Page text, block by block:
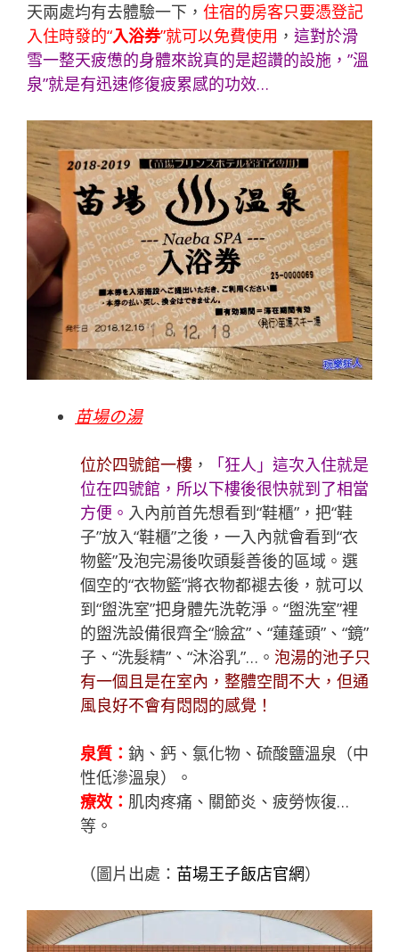
天兩處均有去體驗一下， 住宿的房客只要憑登記
入住時發的“入浴券”就可以免費使用 ， 這對於滑
雪一整天疲憊的身體來說真的是超讚的設施，”溫
泉”就是有迅速修復疲累感的功效…
苗場の湯
位於四號館一樓 ， 「狂人 」這次入住就是
位在四號館，所以下樓後很快就到了相當
方便。 入內前首先想看到“鞋櫃”，把“鞋
子”放入“鞋櫃”之後，一入內就會看到“衣
物籃”及泡完湯後吹頭髮善後的區域。選
個空的“衣物籃”將衣物都褪去後，就可以
到“盥洗室”把身體先洗乾淨。“盥洗室”裡
的盥洗設備很齊全“臉盆”、“蓮蓬頭”、“鏡”
子、“洗髮精”、“沐浴乳”…。 泡湯的池子只
有一個且是在室內，整體空間不大，但通
風良好不會有悶悶的感覺！
泉質： 鈉、鈣、氯化物、硫酸鹽溫泉（中
性低滲溫泉）。
療效： 肌肉疼痛、關節炎、疲勞恢復…
等。
（圖片出處： 苗場王子飯店官網）